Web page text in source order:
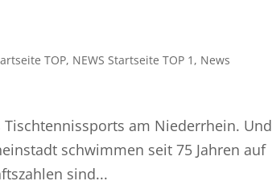
TOP, NEWS Startseite TOP 1 , News
am Niederrhein. Und
schwimmen seit 75 Jahren auf
sind...